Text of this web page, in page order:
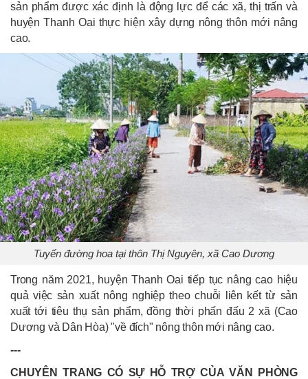
sản phẩm được xác định là động lực để các xã, thị trấn và
huyện Thanh Oai thực hiện xây dựng nông thôn mới nâng
cao.
Tuyến đường hoa tại thôn Thị Nguyên, xã Cao Dương
Trong năm 2021, huyện Thanh Oai tiếp tục nâng cao hiệu
quả việc sản xuất nông nghiệp theo chuỗi liên kết từ sản
xuất tới tiêu thụ sản phẩm, đồng thời phấn đấu 2 xã (Cao
Dương và Dân Hòa) "về đích" nông thôn mới nâng cao.
---
CHUYÊN TRANG CÓ SỰ HỖ TRỢ CỦA VĂN PHÒNG